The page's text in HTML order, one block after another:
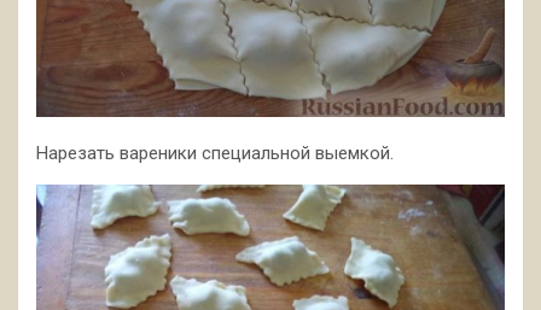
Нарезать вареники специальной выемкой.